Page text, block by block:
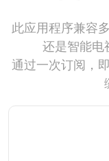
此应用程序兼容
还是智能电
通过一次订阅，